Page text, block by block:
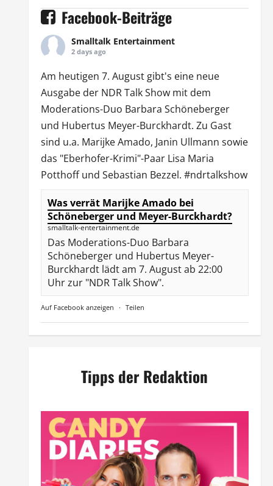
Facebook-Beiträge
Smalltalk Entertainment
2 days ago
Am heutigen 7. August gibt's eine neue
Ausgabe der NDR Talk Showmit dem
Moderations-Duo Barbara Schöneberger
und Hubertus Meyer-Burckhardt. Zu Gast
sind u.a. Marijke Amado, Janin Ullmann sowie
das "Eberhofer-Krimi"-Paar Lisa Maria
Potthoff und Sebastian Bezzel. #ndrtalkshow
Was verrät Marijke Amado bei
Schöneberger und Meyer-Burckhardt?
smalltalk-entertainment.de
Das Moderations-Duo Barbara
Schöneberger und Hubertus Meyer-
Burckhardt lädt am 7. August ab 22:00
Uhr zur "NDR Talk Show".
Auf Facebook anzeigen · Teilen
Tipps der Redaktion